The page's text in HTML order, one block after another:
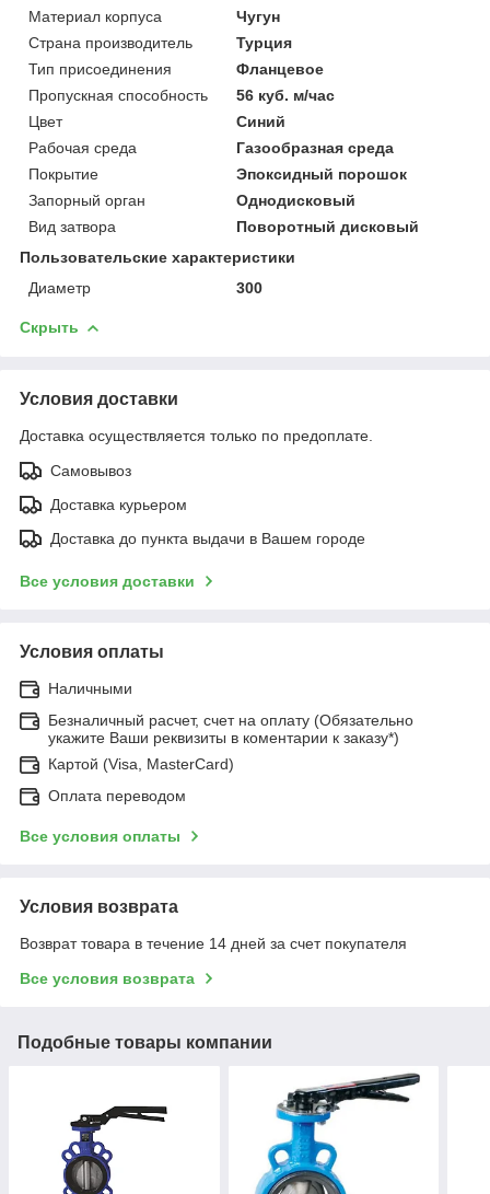
Материал корпуса
Чугун
Страна производитель
Турция
Тип присоединения
Фланцевое
Пропускная способность
56 куб. м/час
Цвет
Синий
Рабочая среда
Газообразная среда
Покрытие
Эпоксидный порошок
Запорный орган
Однодисковый
Вид затвора
Поворотный дисковый
Пользовательские характеристики
Диаметр
300
Скрыть
Условия доставки
Доставка осуществляется только по предоплате.
Самовывоз
Доставка курьером
Доставка до пункта выдачи в Вашем городе
Все условия доставки
Условия оплаты
Наличными
Безналичный расчет, счет на оплату (Обязательно
укажите Ваши реквизиты в коментарии к заказу*)
Картой (Visa, MasterCard)
Оплата переводом
Все условия оплаты
Условия возврата
Возврат товара в течение 14 дней за счет покупателя
Все условия возврата
Подобные товары компании